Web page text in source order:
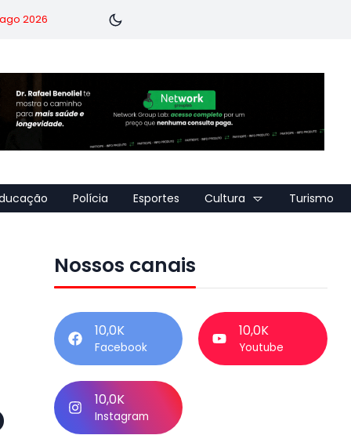
2026
Polícia Esportes Cultura Turismo
Nossos canais
10,0K
Facebook
10,0K
Youtube
10,0K
Instagram